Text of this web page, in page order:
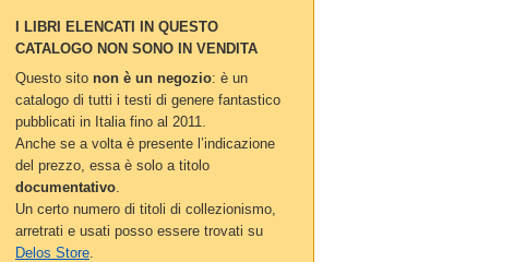
I LIBRI ELENCATI IN QUESTO
CATALOGO NON SONO IN VENDITA
Questo sito non è un negozio: è un
catalogo di tutti i testi di genere fantastico
pubblicati in Italia fino al 2011.
Anche se a volta è presente l’indicazione
del prezzo, essa è solo a titolo
documentativo
Un certo numero di titoli di collezionismo,
arretrati e usati posso essere trovati su
Delos Store